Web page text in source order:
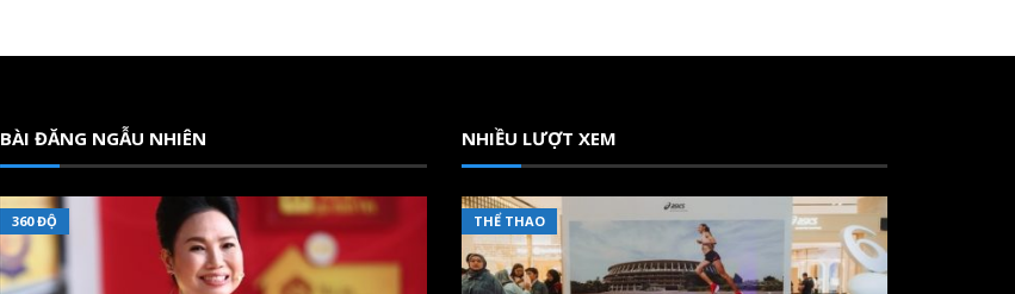
BÀI ĐĂNG NGẪU NHIÊN
360 ĐỘ
NHIỀU LƯỢT XEM
THỂ THAO